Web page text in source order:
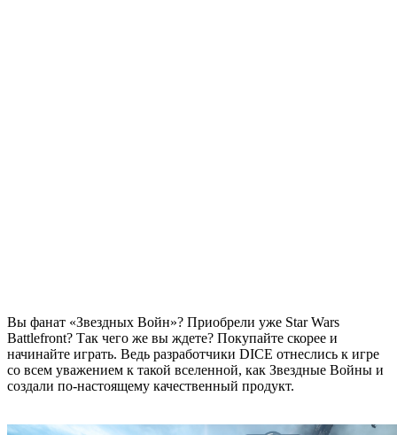
Вы фанат «Звездных Войн»? Приобрели уже Star Wars
Battlefront? Так чего же вы ждете? Покупайте скорее и
начинайте играть. Ведь разработчики DICE отнеслись к игре
со всем уважением к такой вселенной, как Звездные Войны и
создали по-настоящему качественный продукт.